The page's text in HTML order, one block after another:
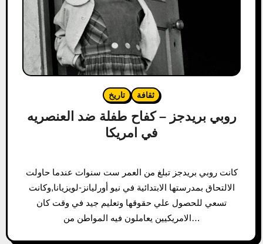
تاريخ ثقافة
روبي بريدجز – كفاح طفلة ضد العنصريه
في امريكا
كانت روبي بريدجز تبلغ من العمر ست سنوات عندما حاولت
الالتحاق بمدرستها الابتدائية في نيو أورليانز-لويزيانا,وكانت
تسعي للحصول علي حقوقها وتعليم جيد في وقت كان
الامريكيين يعاملون فيه المواطن من…